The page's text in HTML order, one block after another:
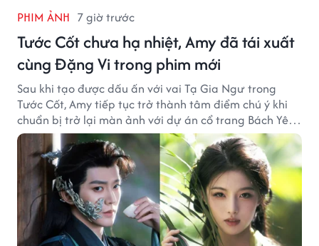
PHIM ẢNH 7 giờ trước
Tước Cốt chưa hạ nhiệt, Amy đã tái xuất
cùng Đặng Vi trong phim mới
Sau khi tạo được dấu ấn với vai Tạ Gia Ngư trong
Tước Cốt, Amy tiếp tục trở thành tâm điểm chú ý khi
chuẩn bị trở lại màn ảnh với dự án cổ trang Bách Yêu
Phổ.